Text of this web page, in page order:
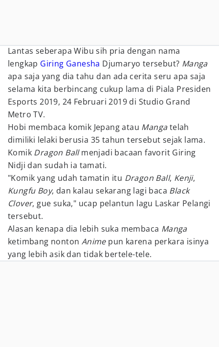
Lantas seberapa Wibu sih pria dengan nama
lengkap Giring Ganesha Djumaryo tersebut? Manga
apa saja yang dia tahu dan ada cerita seru apa saja
selama kita berbincang cukup lama di Piala Presiden
Esports 2019, 24 Februari 2019 di Studio Grand
Metro TV.
Hobi membaca komik Jepang atau Mangatelah
dimiliki lelaki berusia 35 tahun tersebut sejak lama.
Komik Dragon Ballmenjadi bacaan favorit Giring
Nidji dan sudah ia tamati.
"Komik yang udah tamatin itu Dragon Ball, Kenji,
Kungfu Boy, dan kalau sekarang lagi baca Black
Clover, gue suka," ucap pelantun lagu Laskar Pelangi
tersebut.
Alasan kenapa dia lebih suka membaca Manga
ketimbang nonton Animepun karena perkara isinya
yang lebih asik dan tidak bertele-tele.